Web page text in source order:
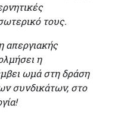
τους.
απεργιακής
η
ωμά στη δράση
συνδικάτων, στο